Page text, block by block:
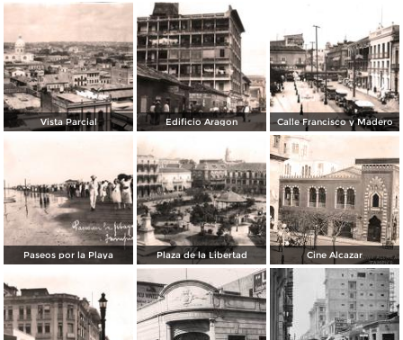
Vista Parcial Edificio Aragon Calle Francisco y Madero
Paseos por la Playa Plaza de la Libertad Cine Alcazar